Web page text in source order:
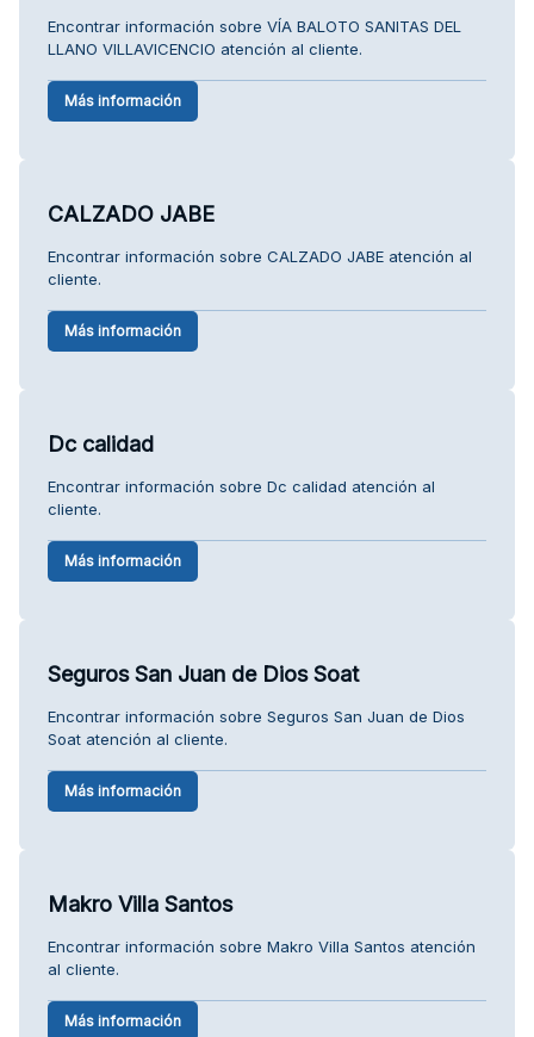
Encontrar información sobre VÍA BALOTO SANITAS DEL
LLANO VILLAVICENCIO atención al cliente.
Más información
CALZADO JABE
Encontrar información sobre CALZADO JABE atención al
cliente.
Más información
Dc calidad
Encontrar información sobre Dc calidad atención al
cliente.
Más información
Seguros San Juan de Dios Soat
Encontrar información sobre Seguros San Juan de Dios
Soat atención al cliente.
Más información
Makro Villa Santos
Encontrar información sobre Makro Villa Santos atención
al cliente.
Más información